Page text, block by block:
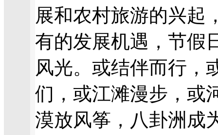
展和农村旅游的兴起
有的发展机遇，节假
风光。或结伴而行，
们，或江滩漫步，或
漠放风筝，八卦洲成